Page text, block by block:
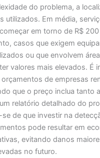
do problema, a
utilizados. Em média,
em torno de R$
casos que exigem
ou que envolvem
valores mais elevados. É
de empresas
que o preço inclua tanto
relatório detalhado do
se de que investir na
pode resultar em
evitando danos
no futuro.